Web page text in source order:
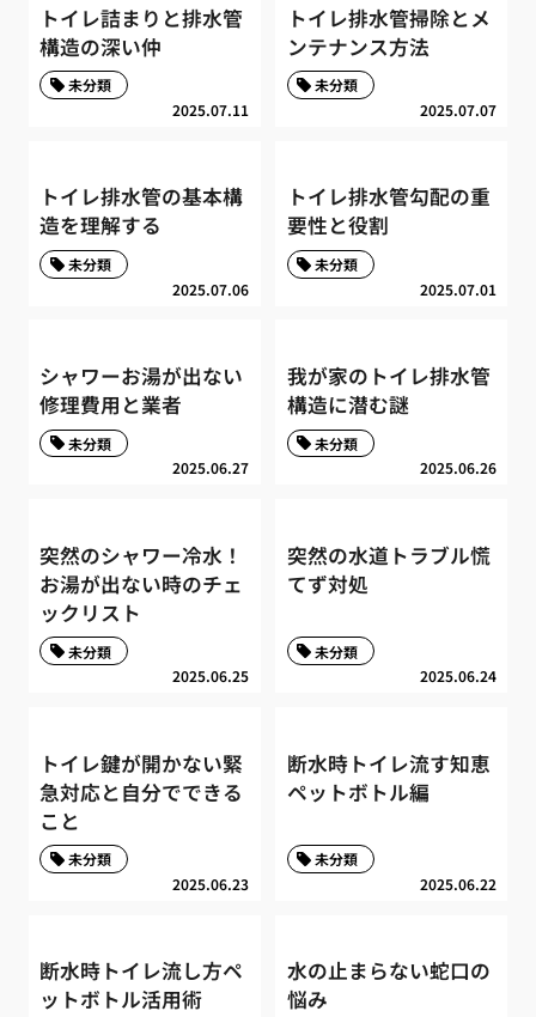
トイレ詰まりと排水管
構造の深い仲
2025.07.11
未分類
トイレ排水管掃除とメ
ンテナンス方法
2025.07.07
未分類
トイレ排水管の基本構
造を理解する
2025.07.06
未分類
トイレ排水管勾配の重
要性と役割
2025.07.01
未分類
シャワーお湯が出ない
修理費用と業者
2025.06.27
未分類
我が家のトイレ排水管
構造に潜む謎
2025.06.26
未分類
突然のシャワー冷水！
お湯が出ない時のチェ
ックリスト
2025.06.25
未分類
突然の水道トラブル慌
てず対処
2025.06.24
未分類
トイレ鍵が開かない緊
急対応と自分でできる
こと
2025.06.23
未分類
断水時トイレ流す知恵
ペットボトル編
2025.06.22
未分類
断水時トイレ流し方ペ
ットボトル活用術
水の止まらない蛇口の
悩み